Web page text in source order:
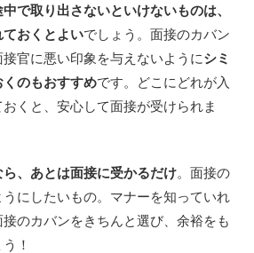
中で取り出さないといけないものは、
おくとよいでしょう。面接のカバン
官に悪い印象を与えないようにシミ
のもおすすめです。どこにどれが入
くと、安心して面接が受けられま
、あとは面接に受かるだけ。面接の
にしたいもの。マナーを知っていれ
のカバンをきちんと選び、余裕をも
！